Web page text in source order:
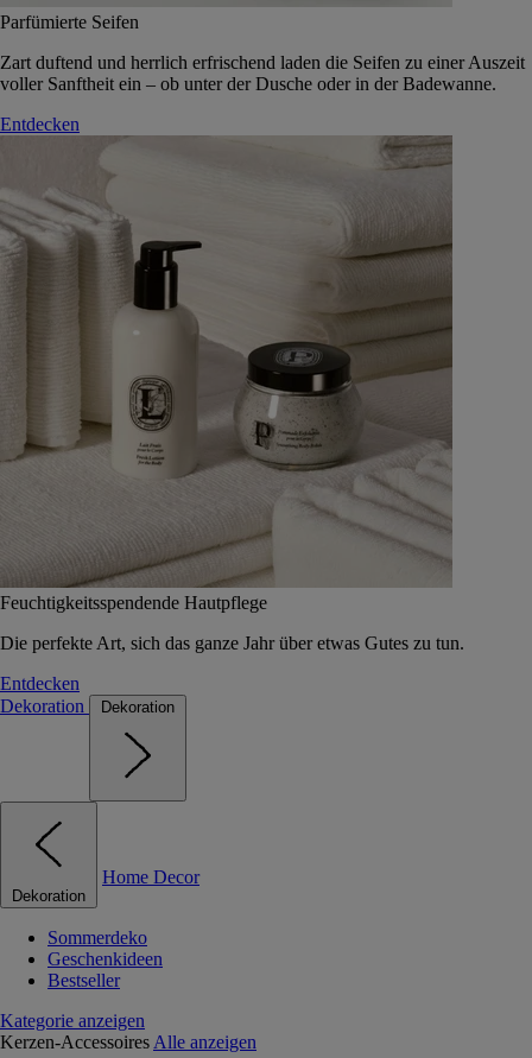
Parfümierte Seifen
Zart duftend und herrlich erfrischend laden die Seifen zu einer Auszeit
voller Sanftheit ein – ob unter der Dusche oder in der Badewanne.
Entdecken
Feuchtigkeitsspendende Hautpflege
Die perfekte Art, sich das ganze Jahr über etwas Gutes zu tun.
Entdecken
Dekoration
Dekoration
Dekoration
Home Decor
Sommerdeko
Geschenkideen
Bestseller
Kategorie anzeigen
Kerzen-Accessoires Alle anzeigen